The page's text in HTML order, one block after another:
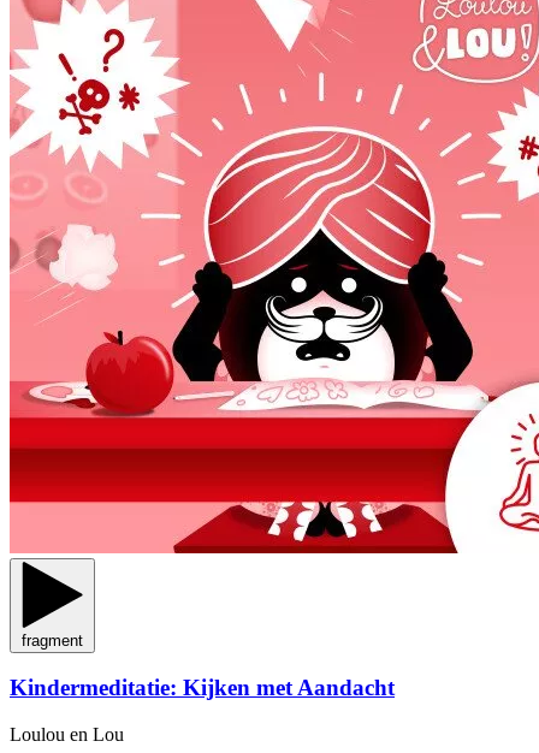
fragment
Kindermeditatie: Kijken met Aandacht
Loulou en Lou